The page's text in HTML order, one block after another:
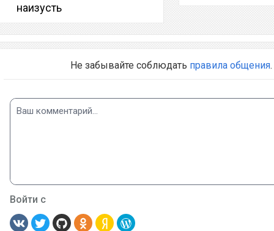
наизусть
Не забывайте соблюдать правила общения.
Войти с